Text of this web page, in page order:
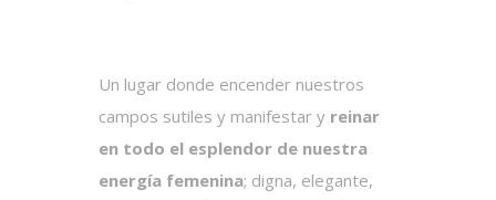
Un lugar donde encender nuestros
campos sutiles y manifestar y reinar
en todo el esplendor de nuestra
energía femenina; digna, elegante,